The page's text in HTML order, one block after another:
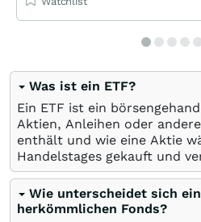
Was ist ein ETF?
Ein ETF ist ein
Aktien, Anleihen oder
enthält und wie eine Aktie
Handelstages gekauft und
Wie unterscheidet sich
herkömmlichen Fonds?